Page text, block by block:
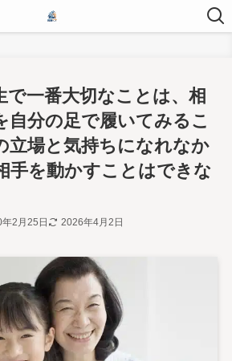
で一番大切なことは、相
自分の足で履いてみるこ
立場と気持ちになれなか
手を動かすことはできな
2月25日 2026年4月2日